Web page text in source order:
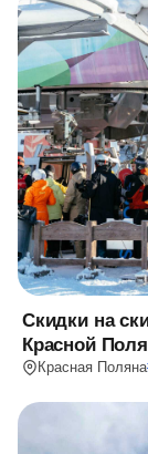
Скидки на
Красной
Красная Поляна